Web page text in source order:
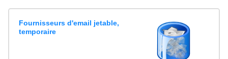
Fournisseurs d'email jetable,
temporaire